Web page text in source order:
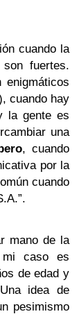
cuando la
fuertes.
cuando hay
la gente es
una
, cuando
por la
cuando
mano de la
mi caso es
de edad y
idea de
pesimismo